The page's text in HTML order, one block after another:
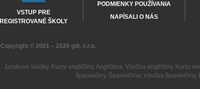
VSTUP PRE
REGISTROVANÉ ŠKOLY
PODMIENKY POUŽÍVANIA
NAPÍSALI O NÁS
Copyright © 2001 – 2026 gdi, s.r.o.
Jazykové skúšky, Kurzy angličtiny, Angličtina, Výučba angličtiny, Kurzy
španielčiny, Španielčina, Výučba španielčiny,